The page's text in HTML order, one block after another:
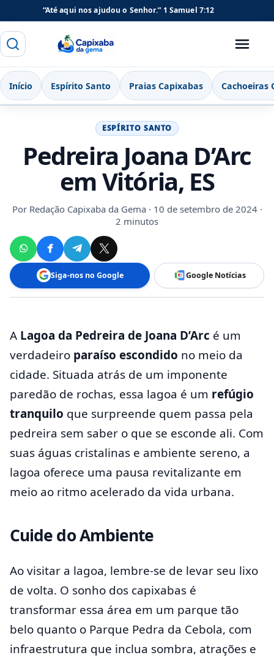
“Até aqui nos ajudou o Senhor.” 1 Samuel 7:12
Buscar
Menu
Início Espírito Santo Praias Capixabas Cachoeiras
ESPÍRITO SANTO
Pedreira Joana D’Arc
em Vitória, ES
Por Redação Capixaba da Gema· 10 de setembro de 2024 ·
2 minutos
Siga-nos no Google Google Notícias
A Lagoa da Pedreira de Joana D’Arc é um
verdadeiro paraíso escondido no meio da
cidade. Situada atrás de um imponente
paredão de rochas, essa lagoa é um refúgio
tranquilo que surpreende quem passa pela
pedreira sem saber o que se esconde ali. Com
suas águas cristalinas e ambiente sereno, a
lagoa oferece uma pausa revitalizante em
meio ao ritmo acelerado da vida urbana.
Cuide do Ambiente
Ao visitar a lagoa, lembre-se de levar seu lixo
de volta. O sonho dos capixabas é
transformar essa área em um parque tão
belo quanto o Parque Pedra da Cebola, com
infraestrutura que inclua sombra, atrações e